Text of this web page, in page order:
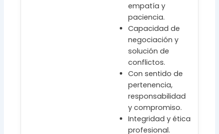
empatía y
paciencia.
Capacidad de
negociación y
solución de
conflictos.
Con sentido de
pertenencia,
responsabilidad
y compromiso.
Integridad y ética
profesional.